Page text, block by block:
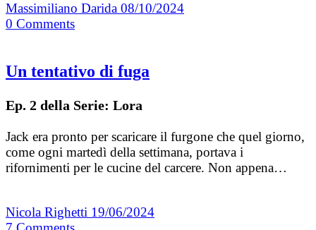
Massimiliano Darida 08/10/2024
0 Comments
Un tentativo di fuga
Ep. 2 della Serie: Lora
Jack era pronto per scaricare il furgone che quel giorno,
come ogni martedì della settimana, portava i
rifornimenti per le cucine del carcere. Non appena…
Nicola Righetti 19/06/2024